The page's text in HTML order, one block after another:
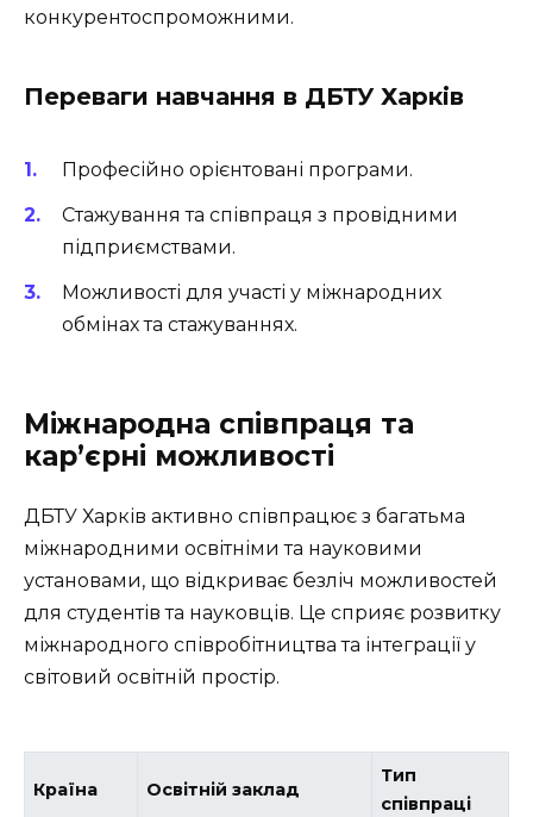
конкурентоспроможними.
Переваги навчання в ДБТУ Харків
Професійно орієнтовані програми.
Стажування та співпраця з провідними
підприємствами.
Можливості для участі у міжнародних
обмінах та стажуваннях.
Міжнародна співпраця та
кар’єрні можливості
ДБТУ Харків активно співпрацює з багатьма
міжнародними освітніми та науковими
установами, що відкриває безліч можливостей
для студентів та науковців. Це сприяє розвитку
міжнародного співробітництва та інтеграції у
світовий освітній простір.
Країна Освітній заклад
Тип
співпраці